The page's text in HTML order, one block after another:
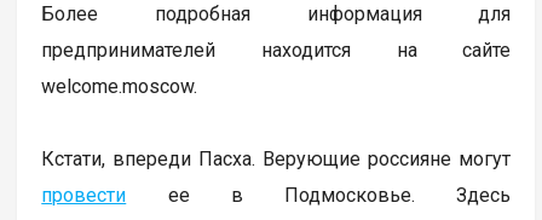
Более подробная информация для
предпринимателей находится на сайте
welcome.moscow.
Кстати, впереди Пасха. Верующие россияне могут
провести ее в Подмосковье. Здесь